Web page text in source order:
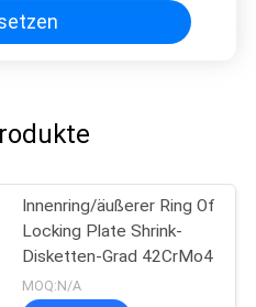
Innenring/äußerer Ring Of
Locking Plate Shrink-
Disketten-Grad 42CrMo4
MOQ:N/A